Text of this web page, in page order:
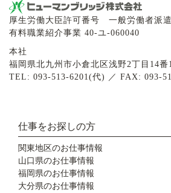
厚生労働大臣許可番号 一般労働者派
有料職業紹介事業 40-ユ-060040
本社
福岡県北九州市小倉北区浅野2丁目14
TEL: 093-513-6201(代) ／ FAX: 093-
仕事をお探しの方
関東地区のお仕事情報
山口県のお仕事情報
福岡県のお仕事情報
大分県のお仕事情報